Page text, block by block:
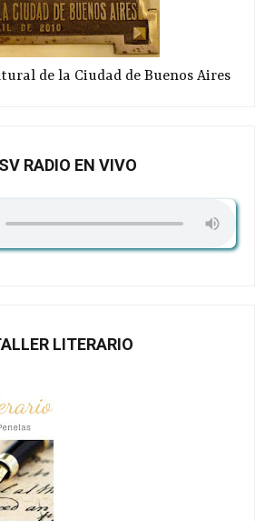
de la Ciudad de Buenos Aires
RADIO EN VIVO
LITERARIO